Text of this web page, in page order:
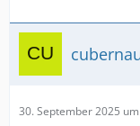
30. September 2025